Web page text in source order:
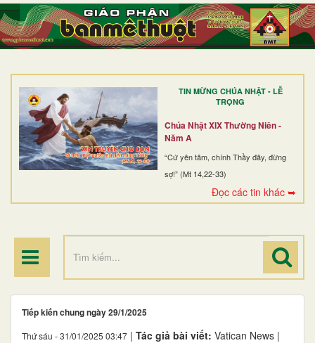
TIN MỪNG CHÚA NHẬT - LỄ
TRỌNG
Chúa Nhật XIX Thường Niên -
Năm A
“Cứ yên tâm, chính Thầy đây, đừng
sợ!” (Mt 14,22-33)
Đọc các tin khác ➥
TRANG NHẤT
GIỚI THIỆU
DÒNG TU
BAN MỤC VỤ
ĐOÀN THỂ CG
ĐIỂM HÀNH HƯƠNG
Tiếp kiến chung ngày 29/1/2025
Thứ sáu - 31/01/2025 03:47 | Tác giả bài viết: Vatican News |